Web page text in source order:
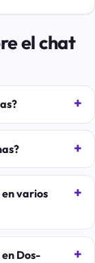
el chat
varios
Dos-